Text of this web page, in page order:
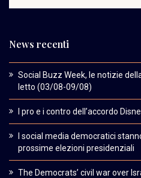
News recenti
Social Buzz Week, le notizie
letto (03/08-09/08)
I pro e i contro dell’accordo
I social media democratici
prossime elezioni presidenziali
The Democrats’ civil war over